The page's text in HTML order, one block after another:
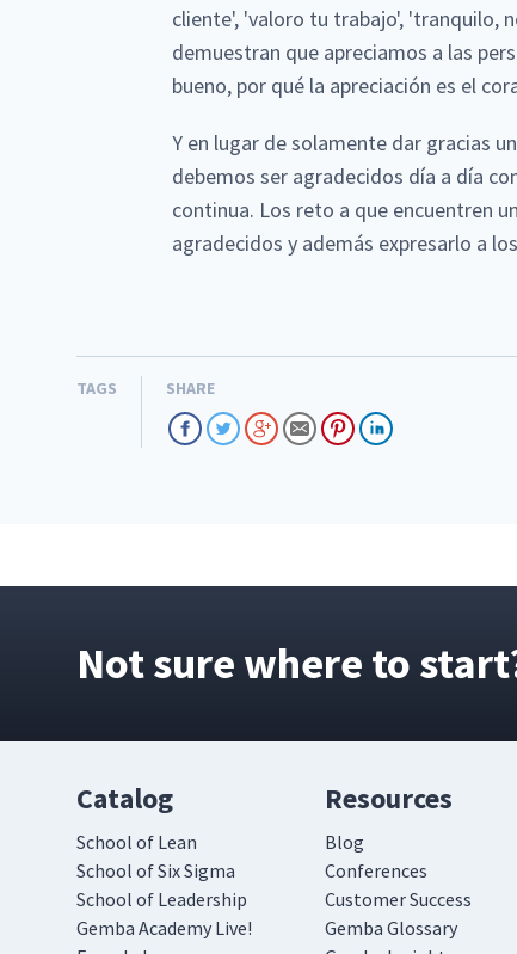
cliente', 'valoro tu trabajo', 'tranquilo,
demuestran que apreciamos a las
bueno, por qué la apreciación es el
Y en lugar de solamente dar gracias
debemos ser agradecidos día a día
continua. Los reto a que encuentren
agradecidos y además expresarlo a
TAGS SHARE
Not sure where to
Catalog
School of Lean
School of Six Sigma
School of Leadership
Gemba Academy Live!
Resources
Blog
Conferences
Customer Success
Gemba Glossary